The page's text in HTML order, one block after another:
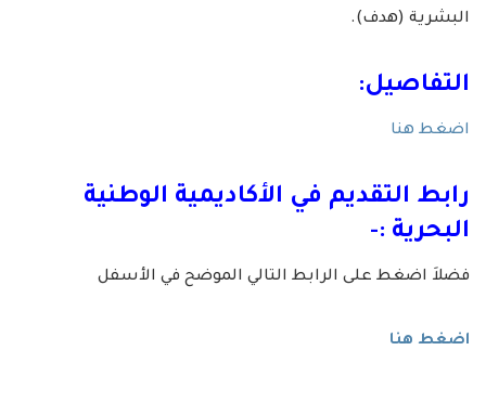
البشرية (هدف).
التفاصيل:
اضغط هنا
رابط التقديم في الأكاديمية الوطنية
البحرية :-
فضلاَ اضغط على الرابط التالي الموضح في الأسفل
اضغط هنا